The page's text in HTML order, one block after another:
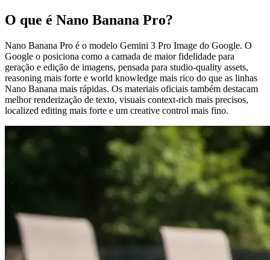
O que é Nano Banana Pro?
Nano Banana Pro é o modelo Gemini 3 Pro Image do Google. O
Google o posiciona como a camada de maior fidelidade para
geração e edição de imagens, pensada para studio-quality assets,
reasoning mais forte e world knowledge mais rico do que as linhas
Nano Banana mais rápidas. Os materiais oficiais também destacam
melhor renderização de texto, visuais context-rich mais precisos,
localized editing mais forte e um creative control mais fino.